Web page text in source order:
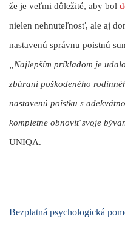
že je veľmi dôležité, aby bol
nielen nehnuteľnosť, ale aj
nastavenú správnu poistnú
„Najlepším príkladom je
zbúraní poškodeného
nastavenú poistku s
kompletne obnoviť svoje
UNIQA.
Bezplatná psychologická